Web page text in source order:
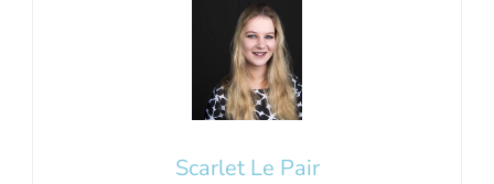
Scarlet Le Pair